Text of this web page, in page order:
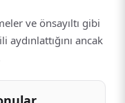
ve önsayıltı gibi
ancak